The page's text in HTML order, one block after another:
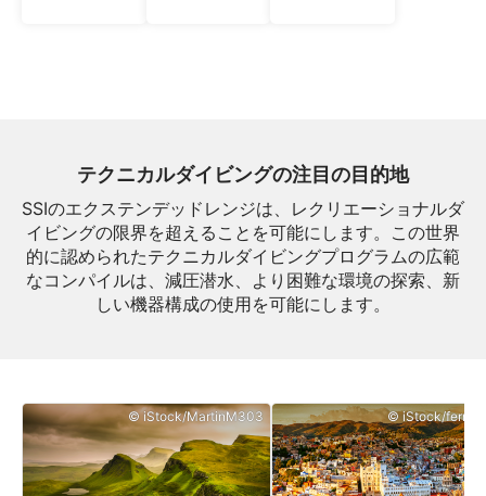
テクニカルダイビングの注目の目的地
SSIのエクステンデッドレンジは、レクリエーショナルダ
イビングの限界を超えることを可能にします。この世界
的に認められたテクニカルダイビングプログラムの広範
なコンパイルは、減圧潜水、より困難な環境の探索、新
しい機器構成の使用を可能にします。
© iStock/MartinM303 © iStock/